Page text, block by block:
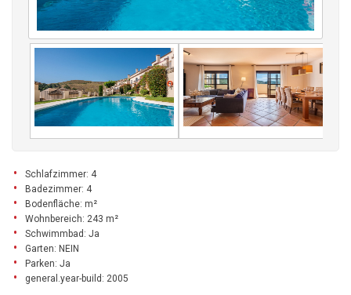
Schlafzimmer: 4
Badezimmer: 4
Bodenfläche: m²
Wohnbereich: 243 m²
Schwimmbad: Ja
Garten: NEIN
Parken: Ja
general.year-build: 2005